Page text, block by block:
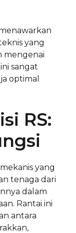
yang
mengenai
sangat
optimal
RS:
yang
tenaga dari
dalam
Rantai ini
antara